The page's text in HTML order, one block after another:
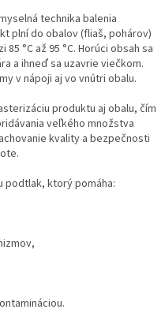
technika balenia
plní do obalov (fliaš, pohárov)
°C až 95 °C. Horúci obsah sa
a ihneď sa uzavrie viečkom.
v nápoji aj vo vnútri obalu.
produktu aj obalu, čím
veľkého množstva
kvality a bezpečnosti
podtlak, ktorý pomáha: